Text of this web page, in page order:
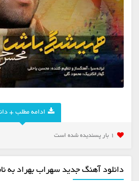
ادامه مطلب +
1 بار پسنديده شده است
دانلود آهنگ جدید سهراب بهراد به